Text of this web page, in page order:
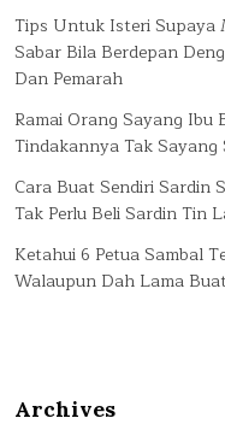
Tips Untuk Isteri Supaya
Sabar Bila Berdepan
Dan Pemarah
Ramai Orang Sayang Ibu
Tindakannya Tak Sayang
Cara Buat Sendiri Sardin
Tak Perlu Beli Sardin Tin
Ketahui 6 Petua Sambal
Walaupun Dah Lama
Archives